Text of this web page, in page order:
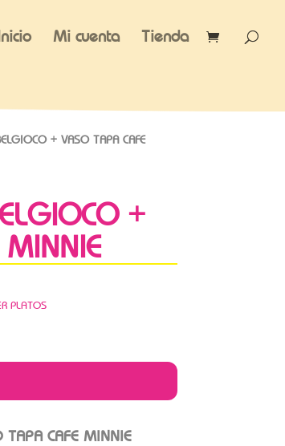
Mi cuenta Tienda
+ VASO TAPA CAFE
+
PLATOS
CAFE MINNIE